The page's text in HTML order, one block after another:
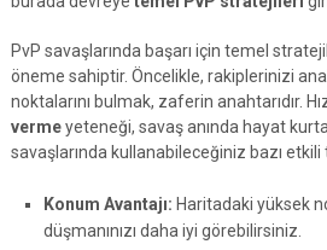
PvP savaşlarında başarı için temel
öneme sahiptir. Öncelikle, rakiplerinizi
noktalarını bulmak, zaferin anahtarıdır.
vermeyeteneği, savaş anında hayat
savaşlarında kullanabileceğiniz bazı etkili
Konum Avantajı: Haritadaki yüksek
düşmanınızı daha iyi görebilirsiniz.